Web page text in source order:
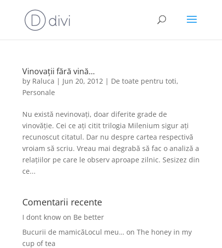
Vinovații fără vină…
by Raluca | Jun 20, 2012| De toate pentru toti,
Personale
Nu există nevinovați, doar diferite grade de
vinovăție. Cei ce ați citit trilogia Milenium sigur ați
recunoscut citatul. Dar nu despre cartea respectivă
vroiam să scriu. Vreau mai degrabă să fac o analiză a
relațiilor pe care le observ aproape zilnic. Sesizez din
ce...
Comentarii recente
I dont knowon Be better
Bucurii de mamicăLocul meu… on The honey in my
cup of tea